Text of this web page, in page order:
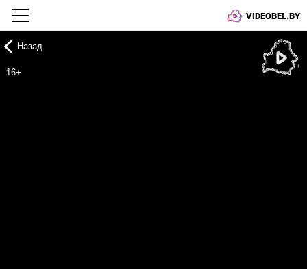
VIDEOBEL.BY
Назад
16+